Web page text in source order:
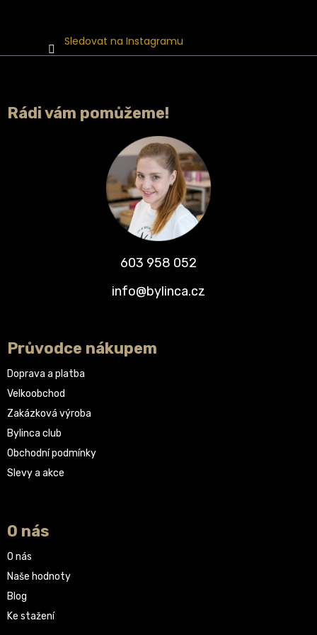
Sledovat na Instagramu
Rádi vám pomůžeme!
603 958 052
info@bylinca.cz
Průvodce nákupem
Doprava a platba
Velkoobchod
Zakázková výroba
Bylinca club
Obchodní podmínky
Slevy a akce
O nás
O nás
Naše hodnoty
Blog
Ke stažení